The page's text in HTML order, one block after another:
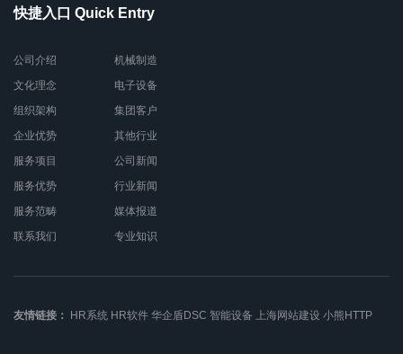
快捷入口 Quick Entry
公司介绍
文化理念
组织架构
企业优势
服务项目
服务优势
服务范畴
联系我们
机械制造
电子设备
集团客户
其他行业
公司新闻
行业新闻
媒体报道
专业知识
友情链接： HR系统 HR软件 华企盾DSC 智能设备 上海网站建设 小熊HTTP